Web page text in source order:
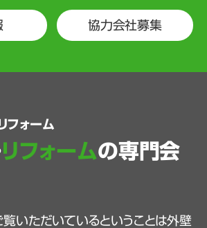
協力会社募集
フォーム
リフォームの専門会
覧いただいているということは外壁